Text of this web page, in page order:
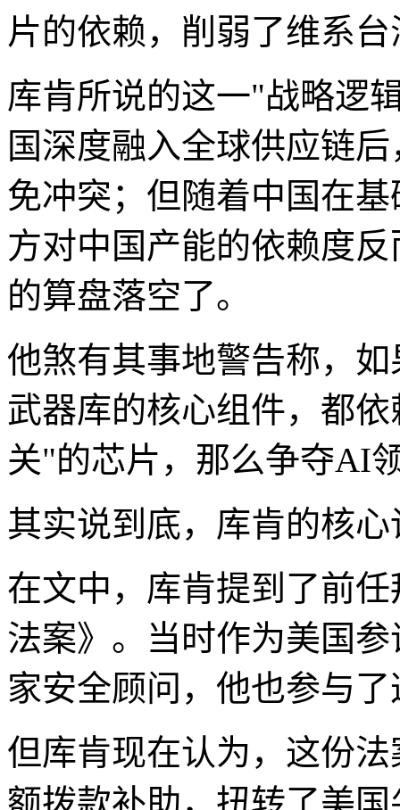
片的依赖，削弱了维系
库肯所说的这一"战略逻
国深度融入全球供应链
免冲突；但随着中国在
方对中国产能的依赖度
的算盘落空了。
他煞有其事地警告称，
武器库的核心组件，都
关"的芯片，那么争夺AI
其实说到底，库肯的核
在文中，库肯提到了前
法案》。当时作为美国
家安全顾问，他也参与
但库肯现在认为，这份
额拨款补助，扭转了美